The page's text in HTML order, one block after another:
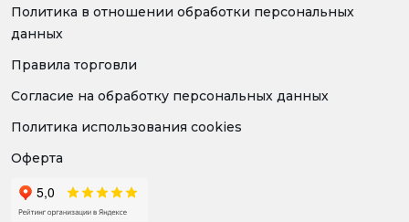
Политика в отношении обработки персональных
данных
Правила торговли
Согласие на обработку персональных данных
Политика использования cookies
Оферта